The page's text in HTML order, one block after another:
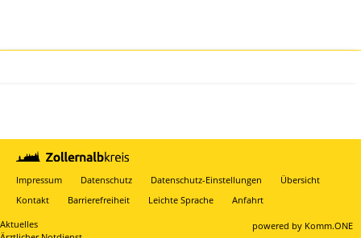
Impressum Datenschutz Datenschutz-Einstellungen
Übersicht
Kontakt
Barrierefreiheit Leichte Sprache Anfahrt
powered by Komm.ONE
Aktuelles